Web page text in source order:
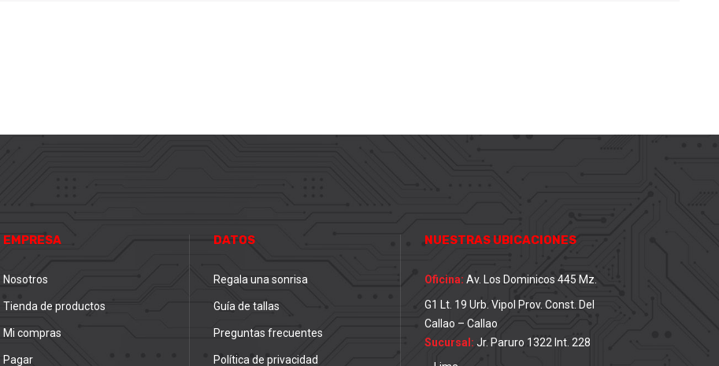
EMPRESA
Nosotros
Tienda de productos
Mi compras
Pagar
DATOS
Regala una sonrisa
Guía de tallas
Preguntas frecuentes
Política de privacidad
NUESTRAS UBICACIONES
Oficina: Av. Los Dominicos 445 Mz.
G1 Lt. 19 Urb. Vipol Prov. Const. Del
Callao – Callao
Sucursal: Jr. Paruro 1322 Int. 228